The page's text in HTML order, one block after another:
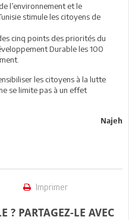
l’environnement et le
stimule les citoyens de
cinq points des priorités du
Durable les 100
les citoyens à la lutte
se limite pas à un effet
Najeh
Imprimer
? PARTAGEZ-LE AVEC